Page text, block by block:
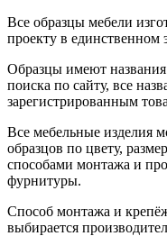
Все образцы мебели
проекту в единственном
Образцы имеют названия
поиска по сайту, все
зарегистрированным
Все мебельные изделия
образцов по цвету,
способами монтажа и
фурнитуры.
Способ монтажа и
выбирается